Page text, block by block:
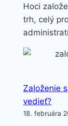
Hoci
trh, celý
Založenie
vedieť?
18. februára